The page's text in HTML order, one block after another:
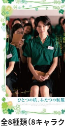
全8種類（8キャラ